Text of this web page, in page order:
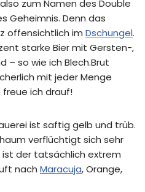
zum Namen des Double
Geheimnis. Denn das
offensichtlich im Dschungel.
starke Bier mit Gersten-,
– so wie ich Blech.Brut
mit jeder Menge
ich drauf!
ist saftig gelb und trüb.
verflüchtigt sich sehr
ist der tatsächlich extrem
nach Maracuja, Orange,